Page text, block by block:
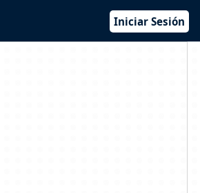
Iniciar Sesión